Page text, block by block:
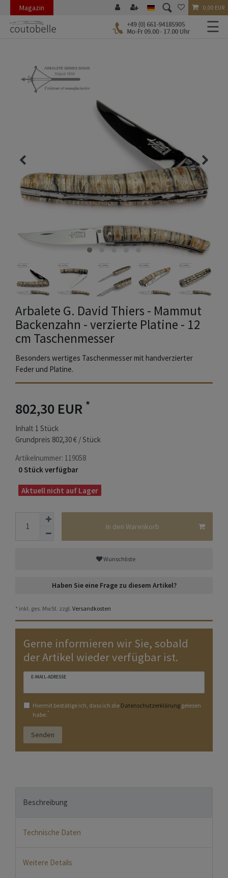
Magazin 0,00 EUR
☰
Arbalete G. David Thiers - Mammut
Backenzahn - verzierte Platine - 12
cm Taschenmesser
Besonders wertiges Taschenmesser mit handverzierter
Feder und Platine.
802,30 EUR *
Inhalt 1 Stück
Grundpreis 802,30 € / Stück
Artikelnummer: 119058
0 Stück verfügbar
Aktuell nicht auf Lager
In den Warenkorb
Wunschliste
Haben Sie eine Frage zu diesem Artikel?
* inkl. ges. MwSt. zzgl. Versandkosten
Gerne informieren wir Sie, sobald
der Artikel wieder verfügbar ist.
E-MAIL-ADRESSE
Hiermit bestätige ich, dass ich die Daten­schutz­erklärunggelesen
habe.*
Senden
Beschreibung
Technische Daten
Weitere Details